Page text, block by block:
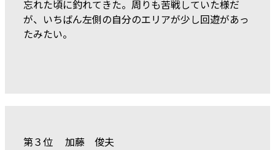
忘れた頃に釣れてきた。周りも苦戦していた様だ
が、いちばん左側の自分のエリアが少し回遊があっ
たみたい。
第３位 加藤 俊夫